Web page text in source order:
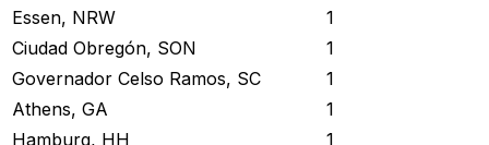
Essen, NRW
1
Ciudad Obregón, SON
1
Governador Celso Ramos, SC
1
Athens, GA
1
Hamburg, HH
1